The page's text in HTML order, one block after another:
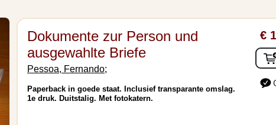
Dokumente zur Person und
ausgewahlte Briefe
Pessoa, Fernando;
Paperback in goede staat. Inclusief transparante omslag.
1e druk. Duitstalig. Met fotokatern.
€